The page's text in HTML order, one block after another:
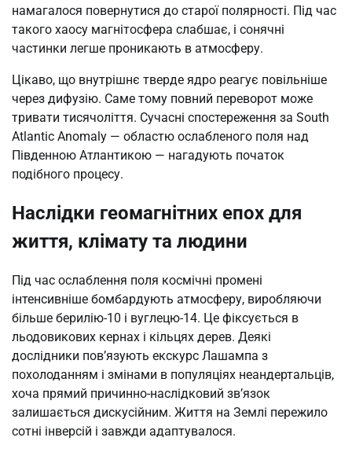
намагалося повернутися до старої полярності. Під час
такого хаосу магнітосфера слабшає, і сонячні
частинки легше проникають в атмосферу.
Цікаво, що внутрішнє тверде ядро реагує повільніше
через дифузію. Саме тому повний переворот може
тривати тисячоліття. Сучасні спостереження за South
Atlantic Anomaly — областю ослабленого поля над
Південною Атлантикою — нагадують початок
подібного процесу.
Наслідки геомагнітних епох для
життя, клімату та людини
Під час ослаблення поля космічні промені
інтенсивніше бомбардують атмосферу, виробляючи
більше берилію-10 і вуглецю-14. Це фіксується в
льодовикових кернах і кільцях дерев. Деякі
дослідники пов’язують екскурс Лашампа з
похолоданням і змінами в популяціях неандертальців,
хоча прямий причинно-наслідковий зв’язок
залишається дискусійним. Життя на Землі пережило
сотні інверсій і завжди адаптувалося.